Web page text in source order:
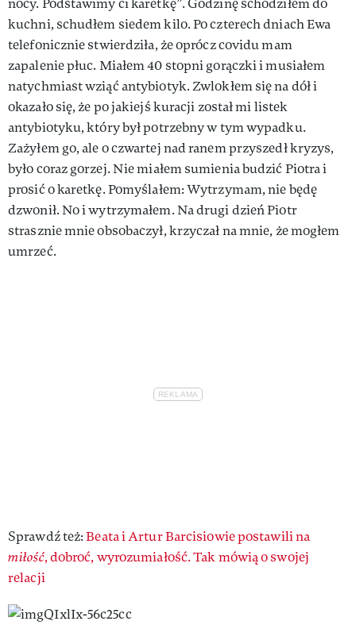
nocy. Podstawimy ci karetkę”. Godzinę schodziłem do
kuchni, schudłem siedem kilo. Po czterech dniach Ewa
telefonicznie stwierdziła, że oprócz covidu mam
zapalenie płuc. Miałem 40 stopni gorączki i musiałem
natychmiast wziąć antybiotyk. Zwlokłem się na dół i
okazało się, że po jakiejś kuracji został mi listek
antybiotyku, który był potrzebny w tym wypadku.
Zażyłem go, ale o czwartej nad ranem przyszedł kryzys,
było coraz gorzej. Nie miałem sumienia budzić Piotra i
prosić o karetkę. Pomyślałem: Wytrzymam, nie będę
dzwonił. No i wytrzymałem. Na drugi dzień Piotr
strasznie mnie obsobaczył, krzyczał na mnie, że mogłem
umrzeć.
Sprawdź też:Beata i Artur Barcisiowie postawili na
miłość, dobroć, wyrozumiałość. Tak mówią o swojej
relacji